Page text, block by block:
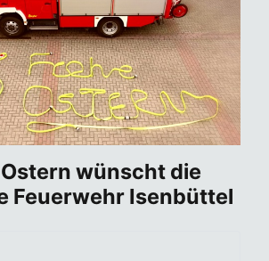
wünscht die
Feuerwehr Isenbüttel